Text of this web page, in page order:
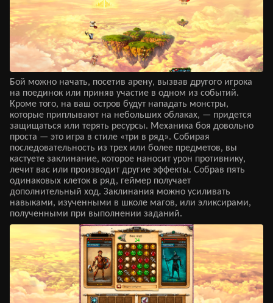
Бой можно начать, посетив арену, вызвав другого игрока
на поединок или приняв участие в одном из событий.
Кроме того, на ваш остров будут нападать монстры,
которые приплывают на небольших облаках, — придется
защищаться или терять ресурсы. Механика боя довольно
проста — это игра в стиле «три в ряд». Собирая
последовательность из трех или более предметов, вы
кастуете заклинание, которое наносит урон противнику,
лечит вас или производит другие эффекты. Собрав пять
одинаковых клеток в ряд, геймер получает
дополнительный ход. Заклинания можно усиливать
навыками, изученными в школе магов, или эликсирами,
полученными при выполнении заданий.